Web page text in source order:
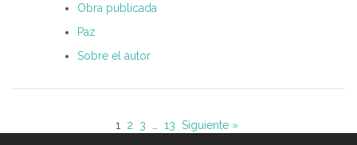
Obra publicada
Paz
Sobre el autor
1 2 3 13 Siguiente »